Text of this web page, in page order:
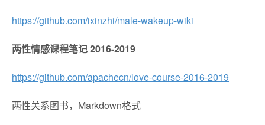
https://github.com/ixinzhi/male-wakeup-wiki
两性情感课程笔记 2016-2019
https://github.com/apachecn/love-course-2016-2019
两性关系图书，Markdown格式